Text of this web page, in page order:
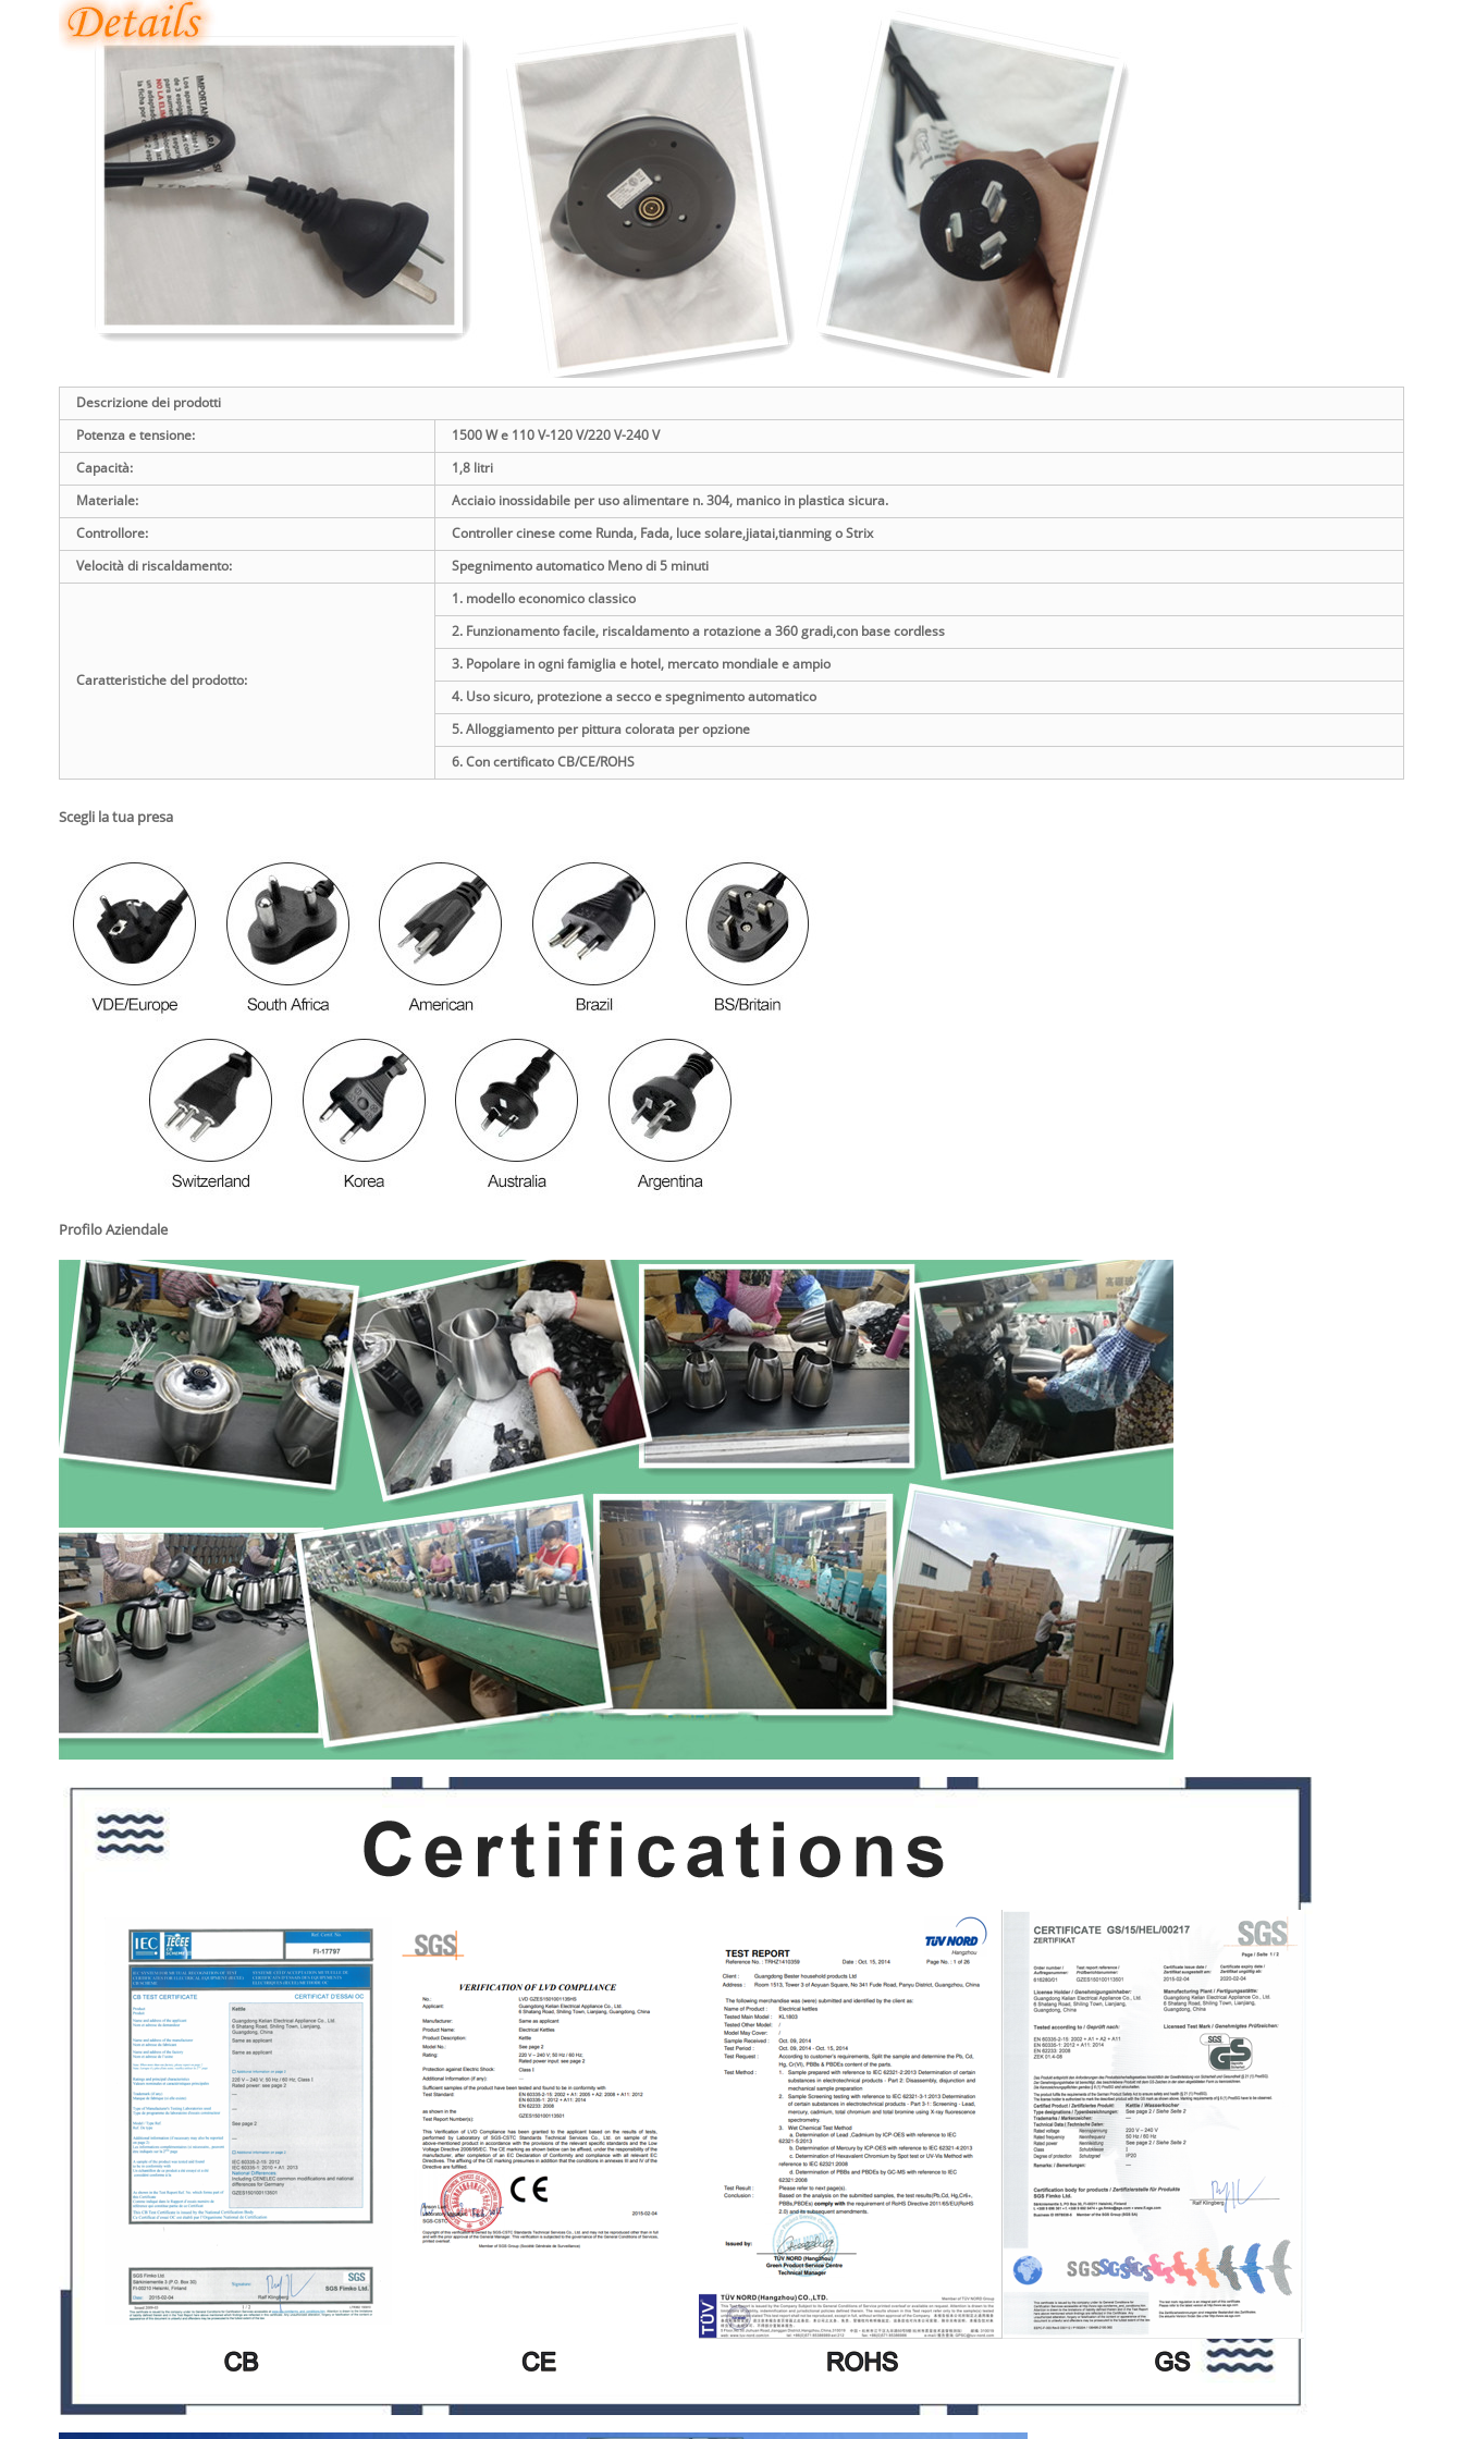
Descrizione dei prodotti
Potenza e tensione:
1500 W e 110 V-120 V/220 V-240 V
Capacità:
1,8 litri
Materiale:
Acciaio inossidabile per uso alimentare n. 304, manico in plastica sicura.
Controllore:
Controller cinese come Runda, Fada, luce solare,jiatai,tianming o Strix
Velocità di riscaldamento:
Spegnimento automatico Meno di 5 minuti
Caratteristiche del prodotto:
1. modello economico classico
2. Funzionamento facile, riscaldamento a rotazione a 360 gradi,con base cordless
3. Popolare in ogni famiglia e hotel, mercato mondiale e ampio
4. Uso sicuro, protezione a secco e spegnimento automatico
5. Alloggiamento per pittura colorata per opzione
6. Con certificato CB/CE/ROHS
Scegli la tua presa
Profilo Aziendale